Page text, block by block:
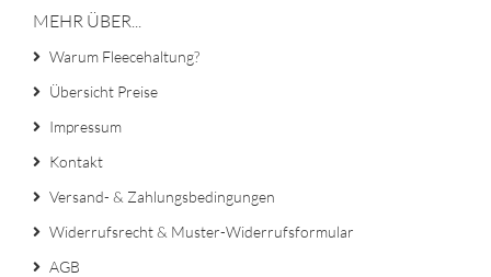
MEHR ÜBER...
Warum Fleecehaltung?
Übersicht Preise
Impressum
Kontakt
Versand- & Zahlungsbedingungen
Widerrufsrecht & Muster-Widerrufsformular
AGB